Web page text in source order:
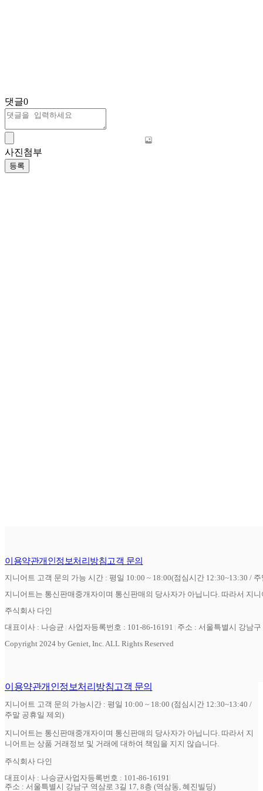
댓글0
사진첨부
등록
이용약관개인정보처리방침고객 문의
지니어트 고객 문의 가능 시간 : 평일 10:00 ~ 18:00(점심시간 12:30~13:30 /
지니어트는 통신판매중개자이며 통신판매의 당사자가 아닙니다. 따라서 지
주식회사 다인
대표이사 : 나승균 사업자등록번호 : 101-86-16191
주소 : 서울특별시 강남
Copyright 2024 by Geniet, Inc. ALL Rights Reserved
이용약관개인정보처리방침고객 문의
지니어트 고객 문의 가능시간 : 평일 10:00 ~ 18:00 (점심시간 12:30~13:40 /
주말 공휴일 제외)
지니어트는 통신판매중개자이며 통신판매의 당사자가 아닙니다. 따라서 지
니어트는 상품 거래정보 및 거래에 대하여 책임을 지지 않습니다.
주식회사 다인
대표이사 : 나승균사업자등록번호 : 101-86-16191
주소 : 서울특별시 강남구 역삼로 3길 17, 8층 (역삼동, 혜진빌딩)